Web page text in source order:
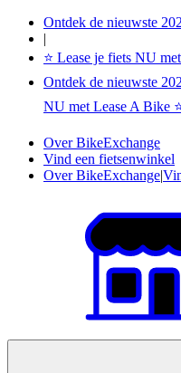
Ontdek de nieuwste
|
⭐ Lease je fiets NU
Ontdek de nieuwste
NU met Lease A Bike
Over BikeExchange
Vind een fietsenwinkel
Over BikeExchange|